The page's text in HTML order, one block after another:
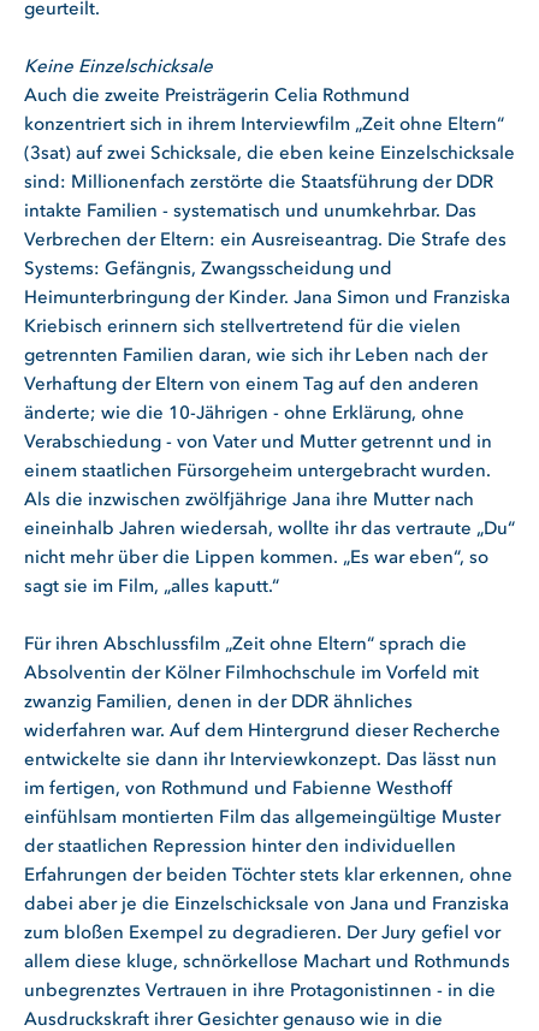
geurteilt.
Keine Einzelschicksale
Auch die zweite Preisträgerin Celia Rothmund
konzentriert sich in ihrem Interviewfilm „Zeit ohne Eltern“
(3sat) auf zwei Schicksale, die eben keine Einzelschicksale
sind: Millionenfach zerstörte die Staatsführung der DDR
intakte Familien - systematisch und unumkehrbar. Das
Verbrechen der Eltern: ein Ausreiseantrag. Die Strafe des
Systems: Gefängnis, Zwangsscheidung und
Heimunterbringung der Kinder. Jana Simon und Franziska
Kriebisch erinnern sich stellvertretend für die vielen
getrennten Familien daran, wie sich ihr Leben nach der
Verhaftung der Eltern von einem Tag auf den anderen
änderte; wie die 10-Jährigen - ohne Erklärung, ohne
Verabschiedung - von Vater und Mutter getrennt und in
einem staatlichen Fürsorgeheim untergebracht wurden.
Als die inzwischen zwölfjährige Jana ihre Mutter nach
eineinhalb Jahren wiedersah, wollte ihr das vertraute „Du“
nicht mehr über die Lippen kommen. „Es war eben“, so
sagt sie im Film, „alles kaputt.“
Für ihren Abschlussfilm „Zeit ohne Eltern“ sprach die
Absolventin der Kölner Filmhochschule im Vorfeld mit
zwanzig Familien, denen in der DDR ähnliches
widerfahren war. Auf dem Hintergrund dieser Recherche
entwickelte sie dann ihr Interviewkonzept. Das lässt nun
im fertigen, von Rothmund und Fabienne Westhoff
einfühlsam montierten Film das allgemeingültige Muster
der staatlichen Repression hinter den individuellen
Erfahrungen der beiden Töchter stets klar erkennen, ohne
dabei aber je die Einzelschicksale von Jana und Franziska
zum bloßen Exempel zu degradieren. Der Jury gefiel vor
allem diese kluge, schnörkellose Machart und Rothmunds
unbegrenztes Vertrauen in ihre Protagonistinnen - in die
Ausdruckskraft ihrer Gesichter genauso wie in die